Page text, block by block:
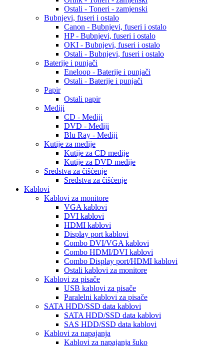
Ostali - Toneri - zamjenski
Bubnjevi, fuseri i ostalo
Canon - Bubnjevi, fuseri i ostalo
HP - Bubnjevi, fuseri i ostalo
OKI - Bubnjevi, fuseri i ostalo
Ostali - Bubnjevi, fuseri i ostalo
Baterije i punjači
Eneloop - Baterije i punjači
Ostali - Baterije i punjači
Papir
Ostali papir
Mediji
CD - Mediji
DVD - Mediji
Blu Ray - Mediji
Kutije za medije
Kutije za CD medije
Kutije za DVD medije
Sredstva za čišćenje
Sredstva za čišćenje
Kablovi
Kablovi za monitore
VGA kablovi
DVI kablovi
HDMI kablovi
Display port kablovi
Combo DVI/VGA kablovi
Combo HDMI/DVI kablovi
Combo Display port/HDMI kablovi
Ostali kablovi za monitore
Kablovi za pisače
USB kablovi za pisače
Paralelni kablovi za pisače
SATA HDD/SSD data kablovi
SATA HDD/SSD data kablovi
SAS HDD/SSD data kablovi
Kablovi za napajanja
Kablovi za napajanja šuko